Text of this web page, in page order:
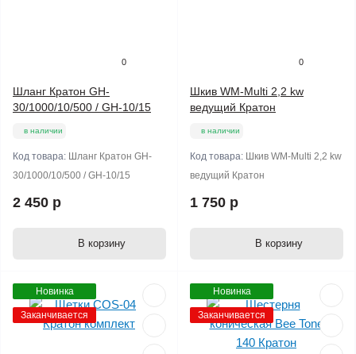
0
Шланг Кратон GH-
30/1000/10/500 / GH-10/15
в наличии
Код товара: Шланг Кратон GH-
30/1000/10/500 / GH-10/15
2 450 р
В корзину
0
Шкив WM-Multi 2,2 kw
ведущий Кратон
в наличии
Код товара: Шкив WM-Multi 2,2 kw
ведущий Кратон
1 750 р
В корзину
Новинка
Заканчивается
Новинка
Заканчивается